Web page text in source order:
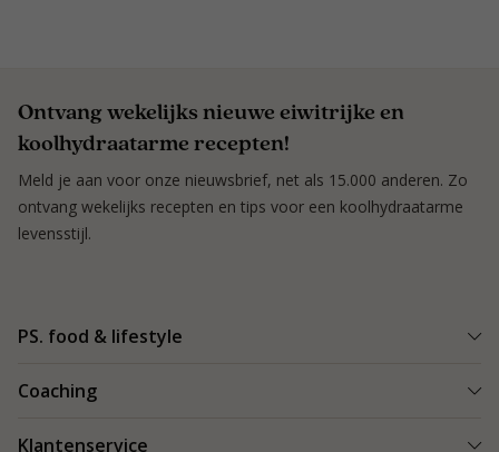
Ontvang wekelijks nieuwe eiwitrijke en
koolhydraatarme recepten!
Meld je aan voor onze nieuwsbrief, net als 15.000 anderen. Zo
ontvang wekelijks recepten en tips voor een koolhydraatarme
levensstijl.
PS. food & lifestyle
Re-boost pakket
Coaching
Klantenservice